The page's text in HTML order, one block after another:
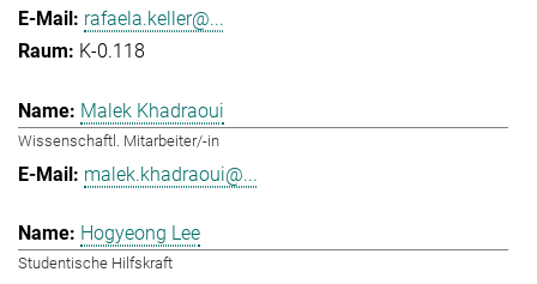
rafaela.keller@...
K-0.118
Malek Khadraoui
Wissenschaftl. Mitarbeiter/-in
malek.khadraoui@...
Hogyeong Lee
Studentische Hilfskraft